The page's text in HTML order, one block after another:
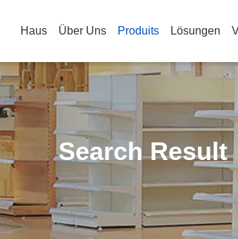
Haus Über Uns Produits Lösungen
Search Result